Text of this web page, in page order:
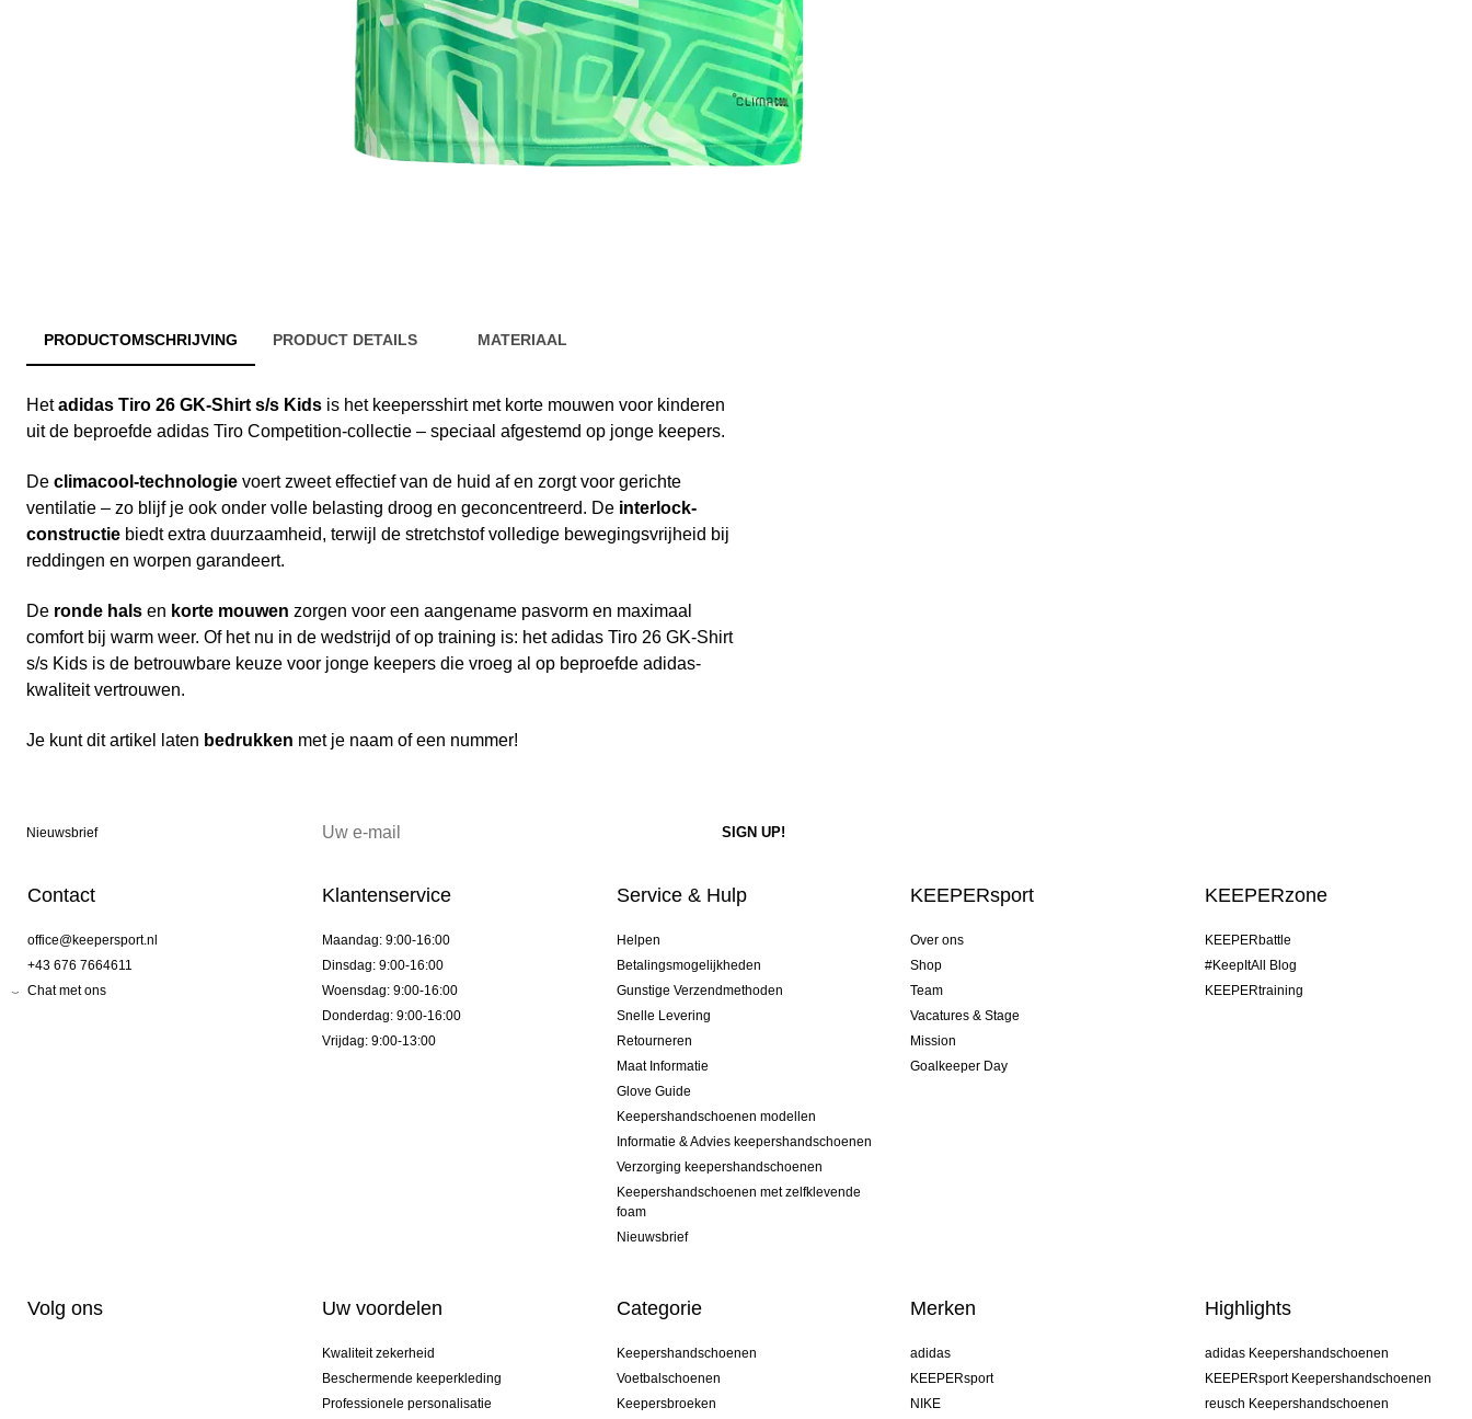
PRODUCTOMSCHRIJVING PRODUCT DETAILS MATERIAAL
Hetadidas Tiro 26 GK-Shirt s/s Kids is het keepersshirt met korte mouwen voor kinderen
uit de beproefde adidas Tiro Competition-collectie – speciaal afgestemd op jonge keepers.
De climacool-technologie voert zweet effectief van de huid af en zorgt voor gerichte
ventilatie – zo blijf je ook onder volle belasting droog en geconcentreerd. De interlock-
constructie biedt extra duurzaamheid, terwijl de stretchstof volledige bewegingsvrijheid bij
reddingen en worpen garandeert.
De ronde hals en korte mouwen zorgen voor een aangename pasvorm en maximaal
comfort bij warm weer. Of het nu in de wedstrijd of op training is: het adidas Tiro 26 GK-Shirt
s/s Kids is de betrouwbare keuze voor jonge keepers die vroeg al op beproefde adidas-
kwaliteit vertrouwen.
Je kunt dit artikel laten bedrukken met je naam of een nummer!
Nieuwsbrief
Contact
office@keepersport.nl
+43 676 7664611
Chat met ons
Klantenservice
Maandag: 9:00-16:00
Dinsdag: 9:00-16:00
Woensdag: 9:00-16:00
Donderdag: 9:00-16:00
Vrijdag: 9:00-13:00
Service & Hulp
Helpen
Betalingsmogelijkheden
Gunstige Verzendmethoden
Snelle Levering
Retourneren
Maat Informatie
Glove Guide
Keepershandschoenen modellen
Informatie & Advies keepershandschoenen
Verzorging keepershandschoenen
Keepershandschoenen met zelfklevende
foam
Nieuwsbrief
KEEPERsport
Over ons
Shop
Team
Vacatures & Stage
Mission
Goalkeeper Day
KEEPERzone
KEEPERbattle
#KeepItAll Blog
KEEPERtraining
Volg ons Uw voordelen
Kwaliteit zekerheid
Beschermende keeperkleding
Professionele personalisatie
Categorie
Keepershandschoenen
Voetbalschoenen
Keepersbroeken
Merken
adidas
KEEPERsport
NIKE
Highlights
adidas Keepershandschoenen
KEEPERsport Keepershandschoenen
reusch Keepershandschoenen